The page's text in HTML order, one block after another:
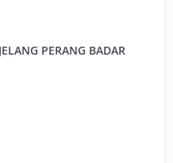
PERANG BADAR